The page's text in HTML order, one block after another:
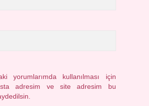
yorumlarımda kullanılması için
adresim ve site adresim bu